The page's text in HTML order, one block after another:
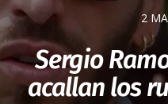
2
Sergio
acallan los